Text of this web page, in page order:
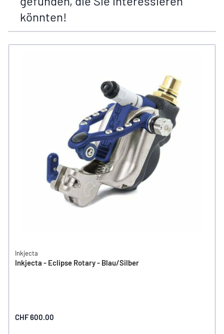
könnten!
Inkjecta
Inkjecta - Eclipse Rotary - Blau/Silber
CHF 600.00